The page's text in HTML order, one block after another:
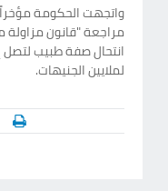
واتجهت الحكومة
مراجعة "قانون
انتحال صفة طبيب
لملايين الجنيهات.